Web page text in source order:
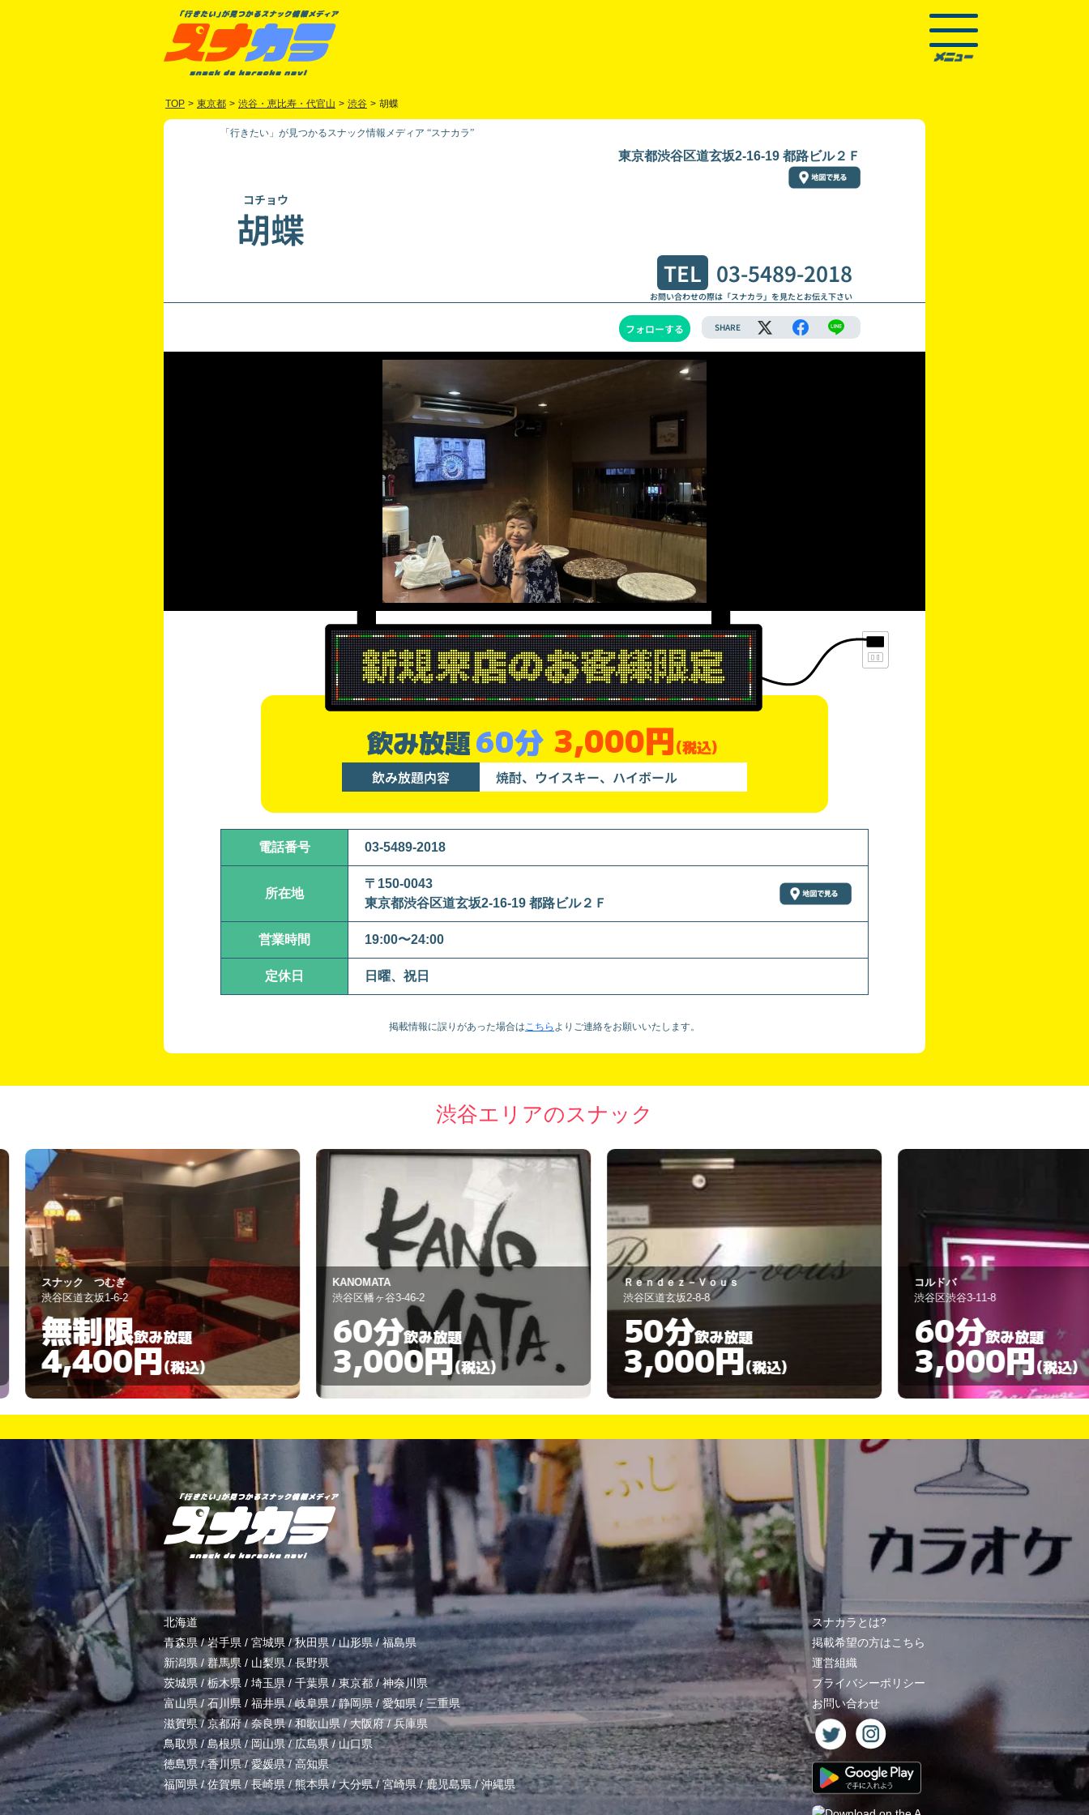
TOP > 東京都 > 渋谷・恵比寿・代官山 > 渋谷 > 胡蝶
「行きたい」が見つかるスナック情報メディア “スナカラ”
東京都渋谷区道玄坂2-16-19 都路ビル２Ｆ
コチョウ
胡蝶
TEL 03-5489-2018
お問い合わせの際は「スナカラ」を見たとお伝え下さい
フォローする SHARE
飲み放題60分 3,000円(税込)
飲み放題内容 焼酎、ウイスキー、ハイボール
電話番号 03-5489-2018
所在地
〒150-0043
東京都渋谷区道玄坂2-16-19 都路ビル２Ｆ
営業時間 19:00〜24:00
定休日 日曜、祝日
掲載情報に誤りがあった場合はこちら より ご連絡をお願いいたします。
渋谷エリアのスナック
KANOMATA
渋谷区幡ヶ谷3-46-2
60分飲み放題
3,000円
渋谷区道玄坂2-8-8
50分 飲み放題
3,000円 (税込)
コルドバ
渋谷区渋谷3-11-8
60分
3,000円
90分
北海道
青森県/岩手県 / 宮城県 /秋田県 /山形県/福島県
新潟県 / 群馬県 / 山梨県/長野県
茨城県 / 栃木県 / 埼玉県/ 千葉県 /東京都/神奈川県
富山県/ 石川県 / 福井県/岐阜県/静岡県/ 愛知県 / 三重県
滋賀県/京都府/奈良県/和歌山県 /大阪府/兵庫県
鳥取県/島根県/岡山県/広島県/山口県
徳島県/香川県/愛媛県/高知県
福岡県/佐賀県/長崎県 /熊本県/大分県/宮崎県/鹿児島県/沖縄県
スナカラとは?
掲載希望の方はこちら
運営組織
プライバシーポリシー
お問い合わせ